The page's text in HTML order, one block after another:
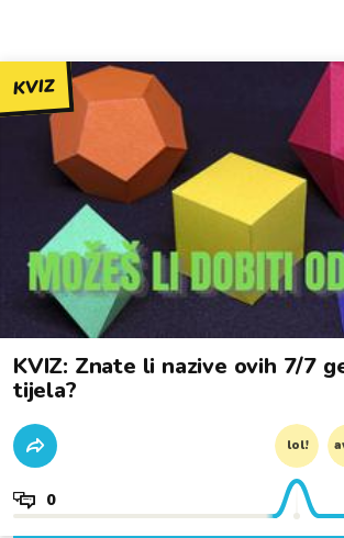
KVIZ
KVIZ: Znate li nazive ovih 7/7
tijela?
lol!
0